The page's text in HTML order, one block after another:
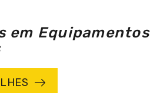
em Equipamentos